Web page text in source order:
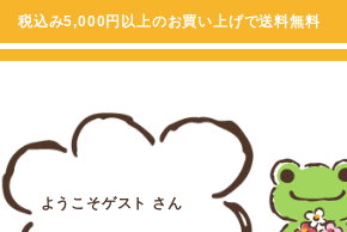
税込み5,000円以上のお買い上げで送料無料
ようこそゲスト さん